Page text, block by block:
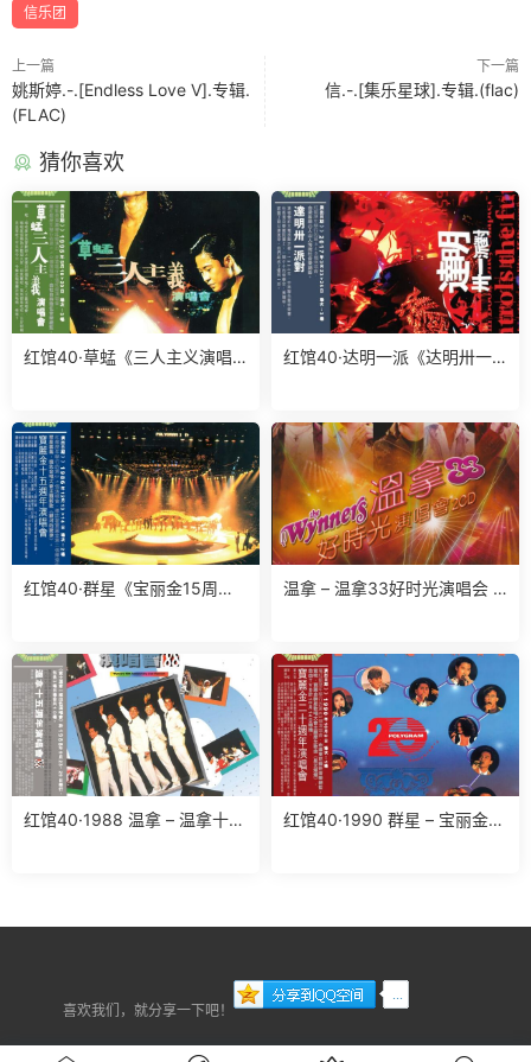
信乐团
上一篇
姚斯婷.-.[Endless Love V].专辑.
(FLAC)
下一篇
信.-.[集乐星球].专辑.(flac)
猜你喜欢
红馆40·草蜢《三人主义演唱
红馆40·达明一派《达明卅一
红馆40·群星《宝丽金15周年
温拿 – 温拿33好时光演唱会 2
红馆40·1988 温拿 – 温拿十五
红馆40·1990 群星 – 宝丽金2
喜欢我们，就分享一下吧！